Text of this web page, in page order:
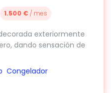
1.500 € / mes
exteriormente
dando sensación de
Congelador